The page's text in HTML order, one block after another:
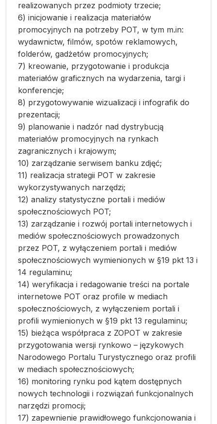
realizowanych przez podmioty trzecie;
6) inicjowanie i realizacja materiałów
promocyjnych na potrzeby POT, w tym m.in:
wydawnictw, filmów, spotów reklamowych,
folderów, gadżetów promocyjnych;
7) kreowanie, przygotowanie i produkcja
materiałów graficznych na wydarzenia, targi i
konferencje;
8) przygotowywanie wizualizacji i infografik do
prezentacji;
9) planowanie i nadzór nad dystrybucją
materiałów promocyjnych na rynkach
zagranicznych i krajowym;
10) zarządzanie serwisem banku zdjęć;
11) realizacja strategii POT w zakresie
wykorzystywanych narzędzi;
12) analizy statystyczne portali i mediów
społecznościowych POT;
13) zarządzanie i rozwój portali internetowych i
mediów społecznościowych prowadzonych
przez POT, z wyłączeniem portali i mediów
społecznościowych wymienionych w §19 pkt 13 i
14 regulaminu;
14) weryfikacja i redagowanie treści na portale
internetowe POT oraz profile w mediach
społecznościowych, z wyłączeniem portali i
profili wymienionych w §19 pkt 13 regulaminu;
15) bieżąca współpraca z ZOPOT w zakresie
przygotowania wersji rynkowo – językowych
Narodowego Portalu Turystycznego oraz profili
w mediach społecznościowych;
16) monitoring rynku pod kątem dostępnych
nowych technologii i rozwiązań funkcjonalnych
narzędzi promocji;
17) zapewnienie prawidłowego funkcjonowania i